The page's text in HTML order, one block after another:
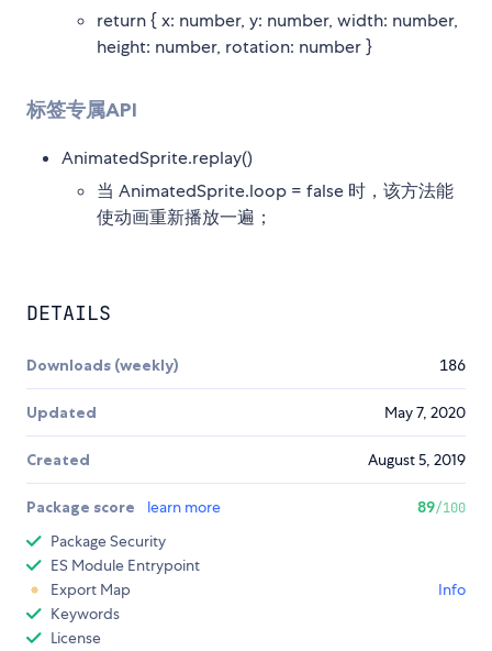
return { x: number, y: number, width: number,
height: number, rotation: number }
标签专属API
AnimatedSprite.replay()
当 AnimatedSprite.loop = false 时，该方法能
使动画重新播放一遍；
DETAILS
Downloads (weekly) 186
Updated May 7, 2020
Created August 5, 2019
Package score learn more 89/100
Package Security
ES Module Entrypoint
Export Map
Info
Keywords
License